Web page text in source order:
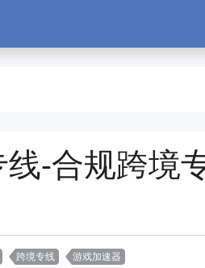
-合规跨境
跨境专线 游戏加速器